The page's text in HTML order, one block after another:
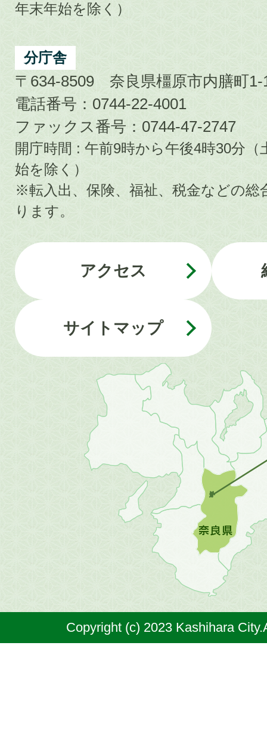
年末年始を除く）
分庁舎
〒634-8509 奈良県橿原市内膳町1-
電話番号：0744-22-4001
ファックス番号：0744-47-2747
開庁時間 : 午前9時から午後4時30分
始を除く）
※転入出、保険、福祉、税金などの総
ります。
アクセス
サイトマップ
畿
地
方
の
奈
良
Copyright (c) 2023 Kashihara